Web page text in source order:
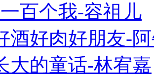
百个我-容祖儿
酒好肉好朋友-
大的童话-林宥嘉